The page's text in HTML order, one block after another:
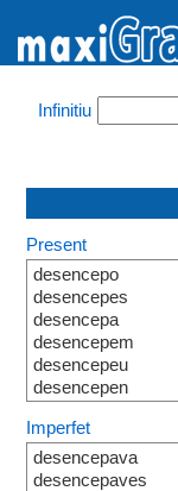
Infinitiu
Present
desencepo
desencepes
desencepa
desencepem
desencepeu
desencepen
Imperfet
desencepava
desencepaves